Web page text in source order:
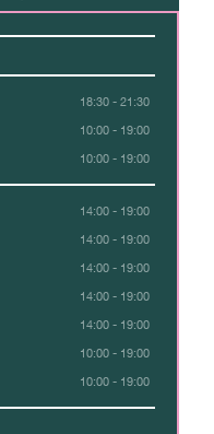
18:30 - 21:30
10:00 - 19:00
10:00 - 19:00
14:00 - 19:00
14:00 - 19:00
14:00 - 19:00
14:00 - 19:00
14:00 - 19:00
10:00 - 19:00
10:00 - 19:00